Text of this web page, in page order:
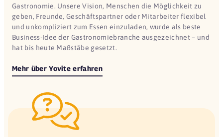
Gastronomie. Unsere Vision, Menschen die Möglichkeit zu
geben, Freunde, Geschäftspartner oder Mitarbeiter flexibel
und unkompliziert zum Essen einzuladen, wurde als beste
Business-Idee der Gastronomiebranche ausgezeichnet – und
hat bis heute Maßstäbe gesetzt.
Mehr über Yovite erfahren